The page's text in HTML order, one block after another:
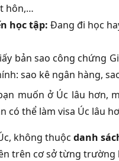
hôn,…
học tập: Đang đi học
bản sao công chứng
sao kê ngân hàng,
muốn ở Úc lâu hơn,
có thể làm visa Úc lâu
không thuộc danh
trên cơ sở từng trường